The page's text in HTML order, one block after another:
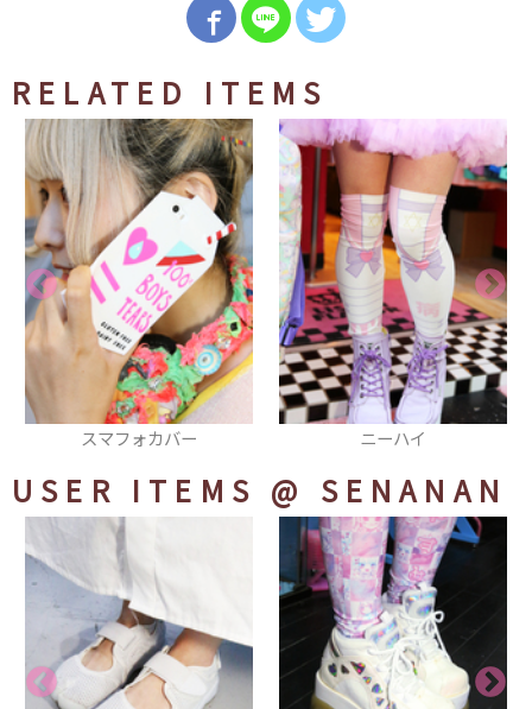
RELATED ITEMS
ニーハイ エクステ
USER ITEMS @ SENANAN